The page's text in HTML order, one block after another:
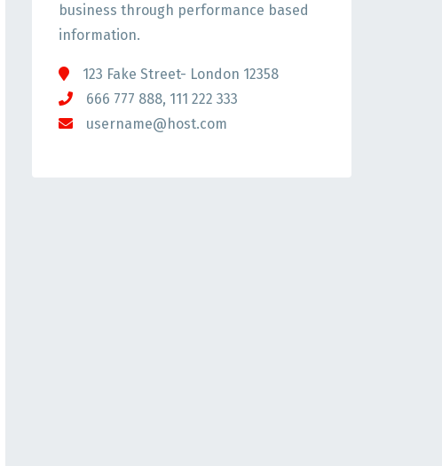
business through performance based
information.
123 Fake Street- London 12358
666 777 888, 111 222 333
username@host.com